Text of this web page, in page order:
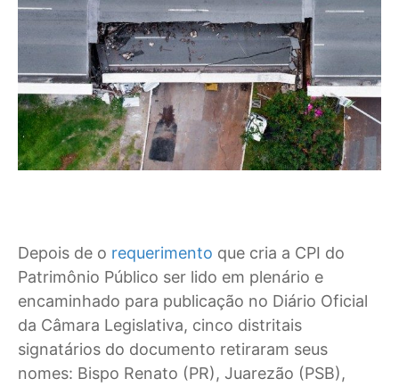
Depois de o requerimento que cria a CPI do
Patrimônio Público ser lido em plenário e
encaminhado para publicação no Diário Oficial
da Câmara Legislativa, cinco distritais
signatários do documento retiraram seus
nomes: Bispo Renato (PR), Juarezão (PSB),